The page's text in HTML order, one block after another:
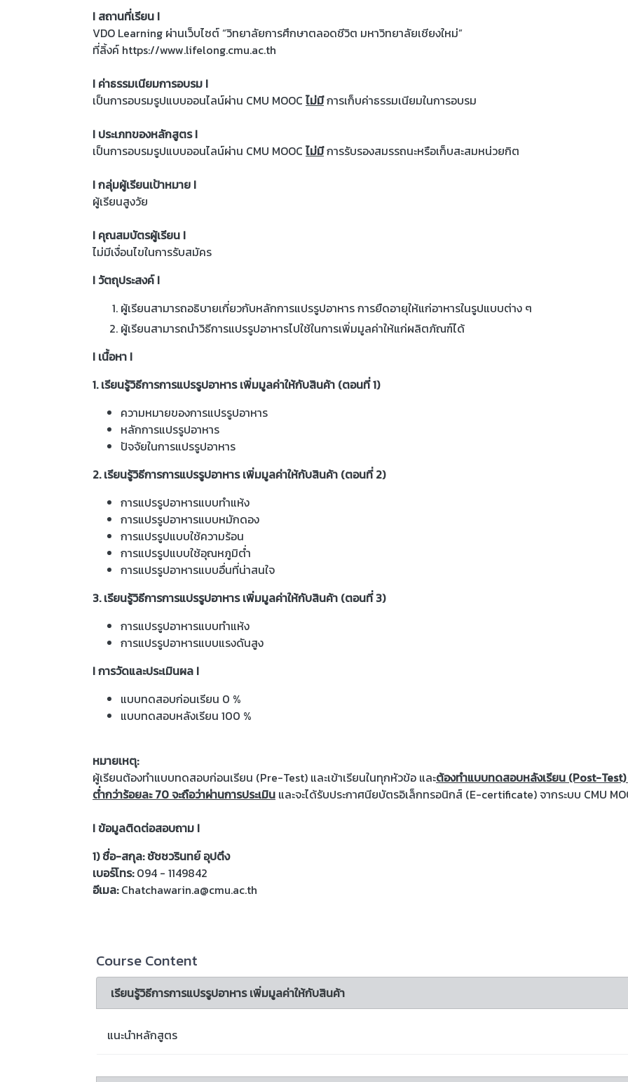
I สถานที่เรียน I
VDO Learning ผ่านเว็บไซต์ “วิทยาลัยการศึกษาตลอดชีวิต มหาวิทยาลัยเชียงใหม่”
ที่ลิ้งค์ https://www.lifelong.cmu.ac.th
I ค่าธรรมเนียมการอบรม I
เป็นการอบรมรูปแบบออนไลน์ผ่าน CMU MOOC ไม่มีการเก็บค่าธรรมเนียมในการอบรม
I ประเภทของหลักสูตร I
เป็นการอบรมรูปแบบออนไลน์ผ่าน CMU MOOC ไม่มีการรับรองสมรรถนะหรือเก็บสะสมหน่วยกิต
I กลุ่มผู้เรียนเป้าหมาย I
ผู้เรียนสูงวัย
I คุณสมบัตรผู้เรียน I
ไม่มีเงื่อนไขในการรับสมัคร
I วัตถุประสงค์ I
ผู้เรียนสามารถอธิบายเกี่ยวกับหลักการแปรรูปอาหาร การยืดอายุให้แก่อาหารในรูปแบบต่าง ๆ
ผู้เรียนสามารถนำวิธีการแปรรูปอาหารไปใช้ในการเพิ่มมูลค่าให้แก่ผลิตภัณฑ์ได้
I เนื้อหา I
1. เรียนรู้วิธีการการแปรรูปอาหาร เพิ่มมูลค่าให้กับสินค้า (ตอนที่ 1)
ความหมายของการแปรรูปอาหาร
หลักการแปรรูปอาหาร
ปัจจัยในการแปรรูปอาหาร
2. เรียนรู้วิธีการการแปรรูปอาหาร เพิ่มมูลค่าให้กับสินค้า (ตอนที่ 2)
การแปรรูปอาหารแบบทำแห้ง
การแปรรูปอาหารแบบหมักดอง
การแปรรูปแบบใช้ความร้อน
การแปรรูปแบบใช้อุณหภูมิต่ำ
การแปรรูปอาหารแบบอื่นที่น่าสนใจ
3. เรียนรู้วิธีการการแปรรูปอาหาร เพิ่มมูลค่าให้กับสินค้า (ตอนที่ 3)
การแปรรูปอาหารแบบทำแห้ง
การแปรรูปอาหารแบบแรงดันสูง
I การวัดและประเมินผล I
แบบทดสอบก่อนเรียน 0 %
แบบทดสอบหลังเรียน 100 %
หมายเหตุ:
ผู้เรียนต้องทำแบบทดสอบก่อนเรียน (Pre-Test) และเข้าเรียนในทุกหัวข้อ และต้องทำแบบทดสอบหลังเรียน (Post-Test)
ต่ำกว่าร้อยละ 70 จะถือว่าผ่านการประเมิน และจะได้รับประกาศนียบัตรอิเล็กทรอนิกส์ (E-certificate) จากระบบ CMU
I ข้อมูลติดต่อสอบถาม I
1) ชื่อ-สกุล: ชัชชวรินทย์ อุปตึง
เบอร์โทร:094 - 1149842
อีเมล:Chatchawarin.a@cmu.ac.th
Course Content
เรียนรู้วิธีการการแปรรูปอาหาร เพิ่มมูลค่าให้กับสินค้า
แนะนำหลักสูตร